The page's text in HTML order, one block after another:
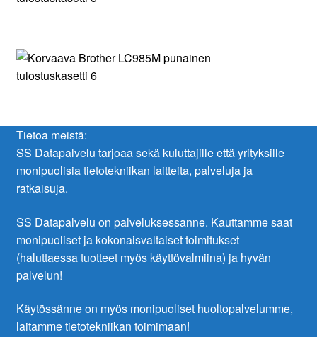
Tietoa meistä:
SS Datapalvelu tarjoaa sekä kuluttajille että yrityksille
monipuolisia tietotekniikan laitteita, palveluja ja
ratkaisuja.
SS Datapalvelu on palveluksessanne. Kauttamme saat
monipuoliset ja kokonaisvaltaiset toimitukset
(haluttaessa tuotteet myös käyttövalmiina) ja hyvän
palvelun!
Käytössänne on myös monipuoliset huoltopalvelumme,
laitamme tietotekniikan toimimaan!